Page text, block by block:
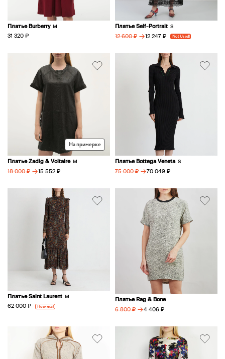
Платье Burberry M
31 320 ₽
Платье Self-Portrait S
12 600 ₽ → 12 247 ₽ Not Used!
На примерке
Платье Zadig & Voltaire M
18 000 ₽ → 15 552 ₽
Платье Bottega Veneta S
75 000 ₽ → 70 049 ₽
Платье Saint Laurent M
62 000 ₽ Новинка!
Платье Rag & Bone
6 800 ₽ → 4 406 ₽